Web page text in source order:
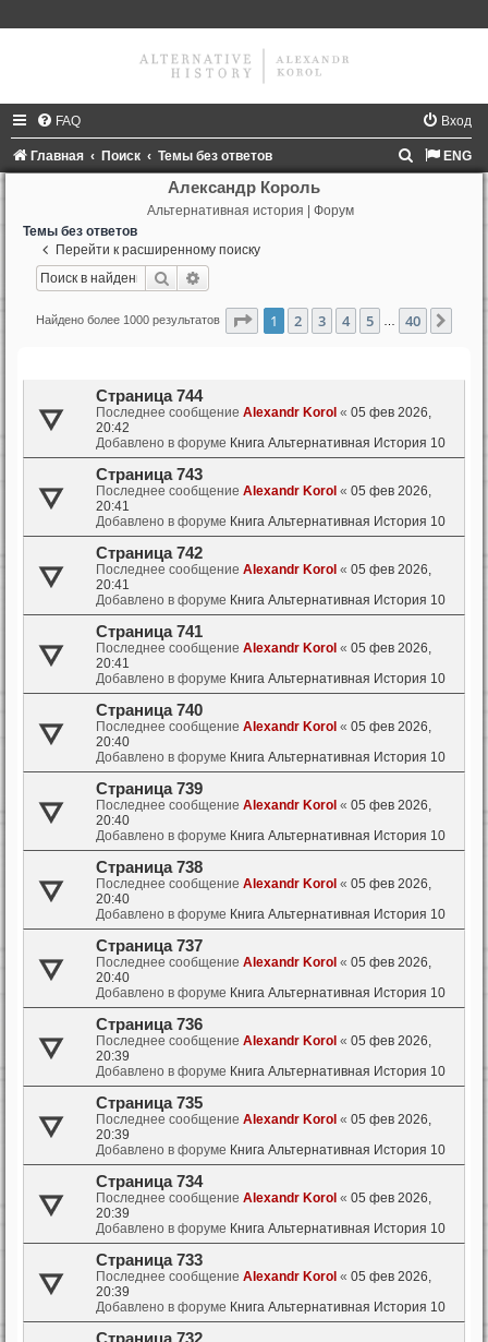
FAQ Вход
Главная Поиск Темы без ответов ENG
Александр Король
Альтернативная история | Форум
Темы без ответов
Перейти к расширенному поиску
Поиск
Найдено более 1000 результатов Страница из 40
1 2 3 4 5 40
Страница 744
Последнее сообщение Alexandr Korol « 05 фев 2026,
20:42
Добавлено в форуме Книга Альтернативная История 10
Страница 743
Последнее сообщение Alexandr Korol « 05 фев 2026,
20:41
Добавлено в форуме Книга Альтернативная История 10
Страница 742
Последнее сообщение Alexandr Korol « 05 фев 2026,
20:41
Добавлено в форуме Книга Альтернативная История 10
Страница 741
Последнее сообщение Alexandr Korol « 05 фев 2026,
20:41
Добавлено в форуме Книга Альтернативная История 10
Страница 740
Последнее сообщение Alexandr Korol « 05 фев 2026,
20:40
Добавлено в форуме Книга Альтернативная История 10
Страница 739
Последнее сообщение Alexandr Korol « 05 фев 2026,
20:40
Добавлено в форуме Книга Альтернативная История 10
Страница 738
Последнее сообщение Alexandr Korol « 05 фев 2026,
20:40
Добавлено в форуме Книга Альтернативная История 10
Страница 737
Последнее сообщение Alexandr Korol « 05 фев 2026,
20:40
Добавлено в форуме Книга Альтернативная История 10
Страница 736
Последнее сообщение Alexandr Korol « 05 фев 2026,
20:39
Добавлено в форуме Книга Альтернативная История 10
Страница 735
Последнее сообщение Alexandr Korol « 05 фев 2026,
20:39
Добавлено в форуме Книга Альтернативная История 10
Страница 734
Последнее сообщение Alexandr Korol « 05 фев 2026,
20:39
Добавлено в форуме Книга Альтернативная История 10
Страница 733
Последнее сообщение Alexandr Korol « 05 фев 2026,
20:39
Добавлено в форуме Книга Альтернативная История 10